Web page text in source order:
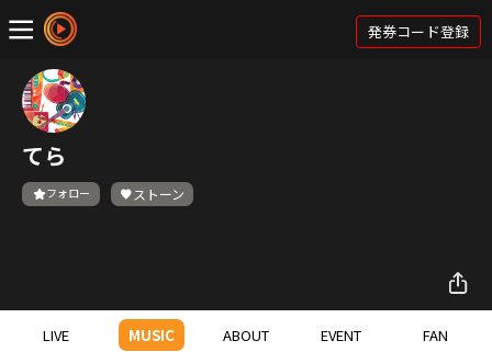
発券コード登録
てら
フォロー ストーン
LIVE MUSIC ABOUT EVENT FAN